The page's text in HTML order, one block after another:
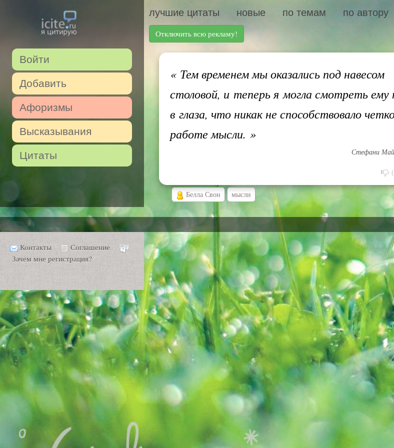
Войти
Добавить
Афоризмы
Высказывания
Цитаты
лучшие цитаты новые по темам по автору
Отключить всю рекламу!
«Тем временем мы оказались под навесом
столовой, и теперь я могла смотреть ему
в глаза, что никак не способствовало
работе мысли. »
Стефани
Белла Свон мысли
Контакты
Соглашение
Зачем мне регистрация?